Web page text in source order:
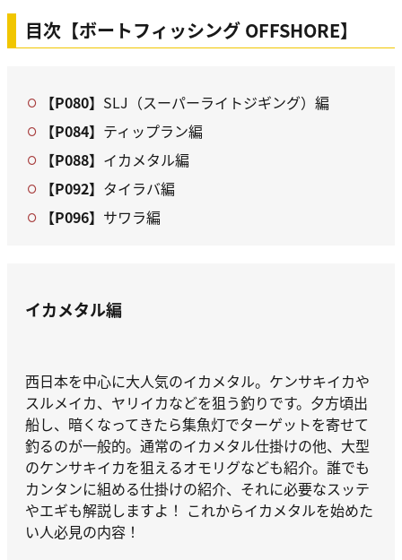
目次【ボートフィッシング OFFSHORE】
【P080】 SLJ（スーパーライトジギング）編
【P084】 ティップラン編
【P088】 イカメタル編
【P092】 タイラバ編
【P096】 サワラ編
イカメタル編
西日本を中心に大人気のイカメタル。ケンサキイカや
スルメイカ、ヤリイカなどを狙う釣りです。夕方頃出
船し、暗くなってきたら集魚灯でターゲットを寄せて
釣るのが一般的。通常のイカメタル仕掛けの他、大型
のケンサキイカを狙えるオモリグなども紹介。誰でも
カンタンに組める仕掛けの紹介、それに必要なスッテ
やエギも解説しますよ！ これからイカメタルを始めた
い人必見の内容！